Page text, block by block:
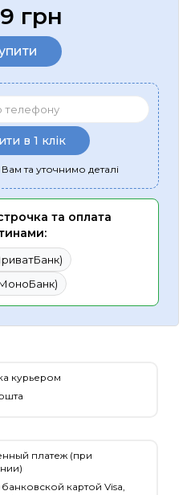
грн
в 1 клік
та уточнимо деталі
та оплата
курьером
платеж (при
картой Visa,